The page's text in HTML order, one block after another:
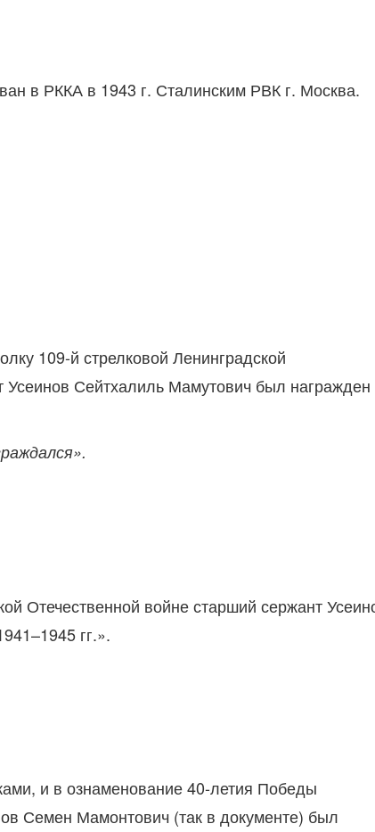
в РККА в 1943 г. Сталинским РВК г. Москва.
109-й стрелковой Ленинградской
Усеинов Сейтхалиль Мамутович был награжден
Отечественной войне старший сержант
гг.».
и в ознаменование 40-летия Победы
Семен Мамонтович (так в документе) был